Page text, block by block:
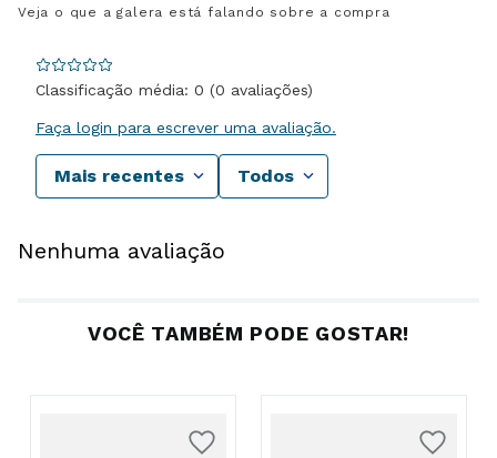
Classificação média: 0 (0 avaliações)
Faça login para escrever uma avaliação.
Mais recentes Todos
Nenhuma avaliação
VOCÊ TAMBÉM PODE GOSTAR!